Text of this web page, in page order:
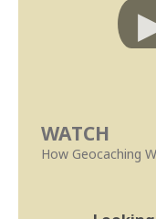
WATCH
How Geocaching